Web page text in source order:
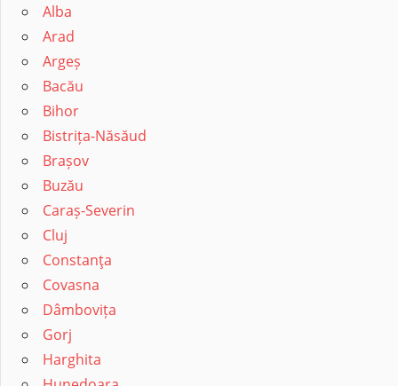
Alba
Arad
Argeș
Bacău
Bihor
Bistrița-Năsăud
Brașov
Buzău
Caraș-Severin
Cluj
Constanţa
Covasna
Dâmbovița
Gorj
Harghita